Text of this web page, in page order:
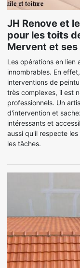
JH Renove et
pour les toits
Mervent et ses
Les opérations en lien
innombrables. En
interventions de
très complexes, il est
professionnels. Un
d'intervention et
intéressants et
aussi qu'il respecte
les tâches.